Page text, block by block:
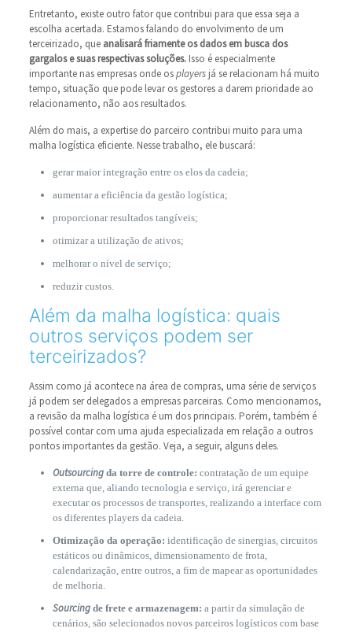
Entretanto, existe outro fator que contribui para que essa seja a
escolha acertada. Estamos falando do envolvimento de um
terceirizado, que analisará friamente os dados em busca dos
gargalos e suas respectivas soluções.Isso é especialmente
importante nas empresas onde osplayersjá se relacionam há muito
tempo, situação que pode levar os gestores a darem prioridade ao
relacionamento, não aos resultados.
Além do mais, a expertise do parceiro contribui muito para uma
malha logística eficiente. Nesse trabalho, ele buscará:
gerar maior integração entre os elos da cadeia;
aumentar a eficiência da gestão logística;
proporcionar resultados tangíveis;
otimizar a utilização de ativos;
melhorar o nível de serviço;
reduzir custos.
Além da malha logística: quais
outros serviços podem ser
terceirizados?
Assim como já acontece na área de compras, uma série de serviços
já podem ser delegados a empresas parceiras. Como mencionamos,
a revisão da malha logística é um dos principais. Porém, também é
possível contar com uma ajuda especializada em relação a outros
pontos importantes da gestão. Veja, a seguir, alguns deles.
Outsourcingda torre de controle: contratação de um equipe
externa que, aliando tecnologia e serviço, irá gerenciar e
executar os processos de transportes, realizando a interface com
os diferentes players da cadeia.
Otimização da operação: identificação de sinergias, circuitos
estáticos ou dinâmicos, dimensionamento de frota,
calendarização, entre outros, a fim de mapear as oportunidades
de melhoria.
Sourcingde frete e armazenagem: a partir da simulação de
cenários, são selecionados novos parceiros logísticos com base